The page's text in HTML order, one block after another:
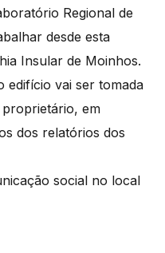
Regional de
desde esta
Insular de Moinhos.
edifício vai ser tomada
em
dos relatórios dos
social no local